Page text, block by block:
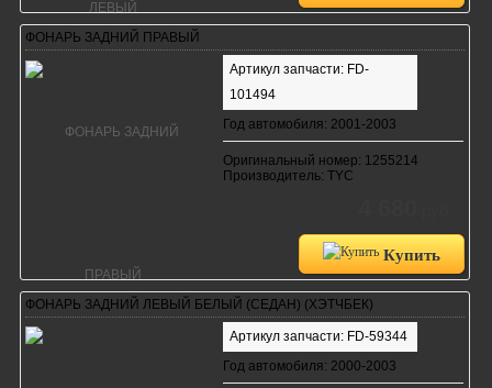
ФОНАРЬ ЗАДНИЙ ПРАВЫЙ
Артикул запчасти: FD-
101494
Год автомобиля: 2001-2003
Оригинальный номер: 1255214
Производитель: TYC
Купить
ФОНАРЬ ЗАДНИЙ ЛЕВЫЙ БЕЛЫЙ (СЕДАН) (ХЭТЧБЕК)
Артикул запчасти: FD-59344
Год автомобиля: 2000-2003